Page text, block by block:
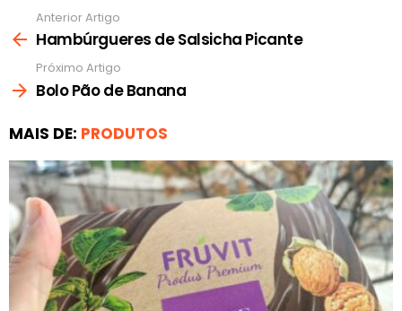
mais
Anterior Artigo
Hambúrgueres de Salsicha Picante
Próximo Artigo
Bolo Pão de Banana
MAIS DE: PRODUTOS